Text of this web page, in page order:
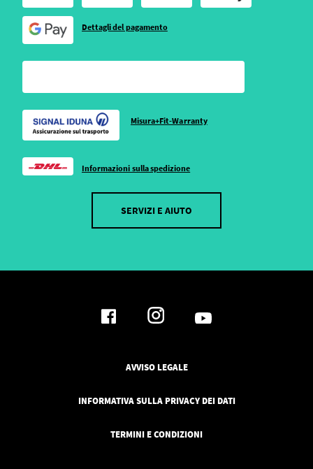
Dettagli del pagamento
Misura+Fit-Warranty
Informazioni sulla spedizione
SERVIZI E AIUTO
AVVISO LEGALE
INFORMATIVA SULLA PRIVACY DEI DATI
TERMINI E CONDIZIONI